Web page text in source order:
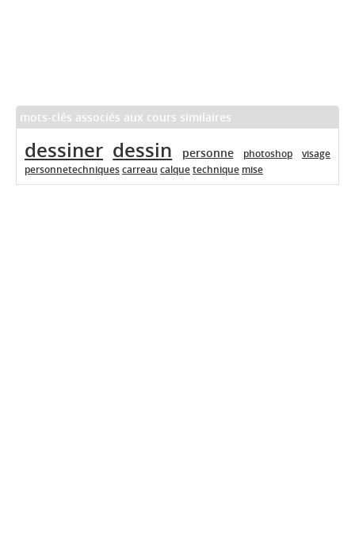
mots-clés associés aux cours similaires
dessiner dessin personne photoshop
visage
personnetechniquescarreau calquetechnique mise